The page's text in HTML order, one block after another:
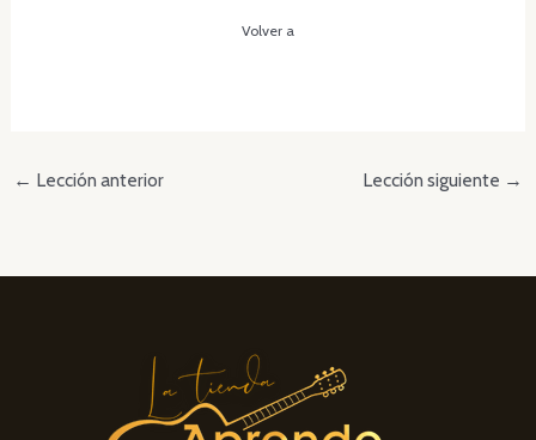
Volver a
← Lección anterior Lección siguiente →